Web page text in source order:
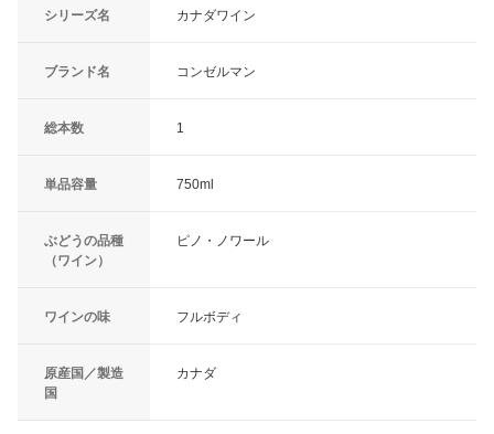
シリーズ名 カナダワイン
ブランド名 コンゼルマン
総本数 1
単品容量 750ml
ぶどうの品種
（ワイン）
ピノ・ノワール
ワインの味 フルボディ
原産国／製造
国
カナダ